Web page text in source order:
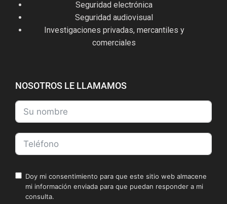
Seguridad electrónica
Seguridad audiovisual
Investigaciones privadas, mercantiles y
comerciales
NOSOTROS LE LLAMAMOS
Doy mi consentimiento para que este sitio web almacene
mi información enviada para que puedan responder a mi
consulta.